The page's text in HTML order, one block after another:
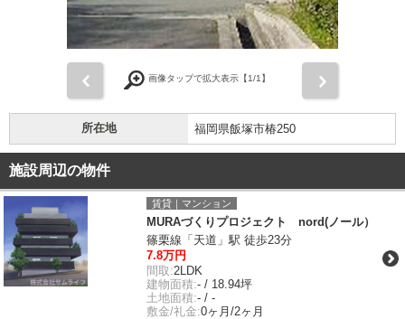
画像タップで拡大表示【1/1】
所在地 福岡県飯塚市椿250
施設周辺の物件
賃貸｜マンション
MURAづくりプロジェクト nord(ノール）
篠栗線「天道」駅 徒歩23分
7.8万円
間取:2LDK
建物面積:- / 18.94坪
土地面積:- / -
敷金/礼金:0ヶ月/2ヶ月